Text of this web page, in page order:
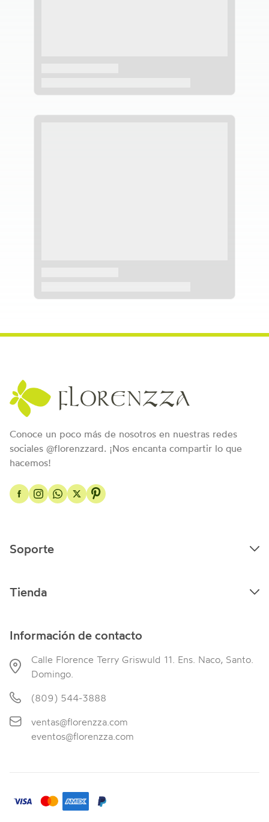
Conoce un poco más de nosotros en nuestras redes
sociales @florenzzard. ¡Nos encanta compartir lo que
hacemos!
Soporte
Tienda
Información de contacto
Calle Florence Terry Griswuld 11. Ens. Naco, Santo.
Domingo.
(809) 544-3888
ventas@florenzza.com
eventos@florenzza.com